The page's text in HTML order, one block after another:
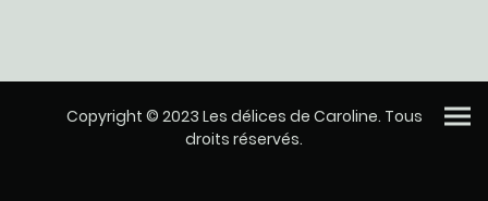
Copyright © 2023 Les délices de Caroline. Tous
droits réservés.